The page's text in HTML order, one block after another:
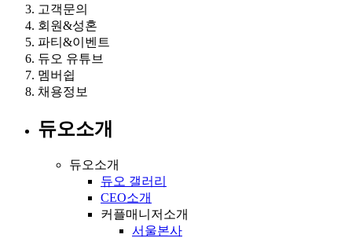
고객문의
회원&성혼
파티&이벤트
듀오 유튜브
멤버쉽
채용정보
듀오소개
듀오소개
듀오 갤러리
CEO소개
커플매니저소개
서울본사